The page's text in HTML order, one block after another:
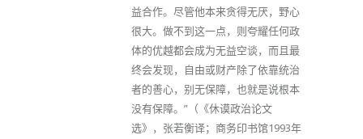
益合作。尽管他本来贪得无厌，野心
很大。做不到这一点，则夸耀任何政
体的优越都会成为无益空谈，而且最
终会发现，自由或财产除了依靠统治
者的善心，别无保障，也就是说根本
没有保障。”（《休谟政治论文
选》，张若衡译；商务印书馆1993年